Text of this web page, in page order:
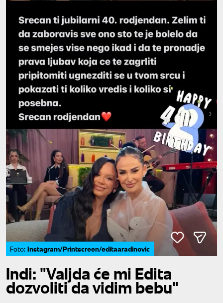
Foto: Instagram/Printscreen/editaaradinovic
Indi: "Valjda će mi Edita
dozvoliti da vidim bebu"